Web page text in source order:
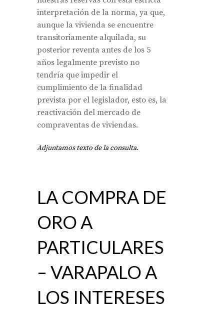
interpretación de la norma, ya que,
aunque la vivienda se encuentre
transitoriamente alquilada, su
posterior reventa antes de los 5
años legalmente previsto no
tendría que impedir el
cumplimiento de la finalidad
prevista por el legislador, esto es, la
reactivación del mercado de
compraventas de viviendas.
Adjuntamos texto de la consulta.
LA COMPRA DE
ORO A
PARTICULARES
– VARAPALO A
LOS INTERESES